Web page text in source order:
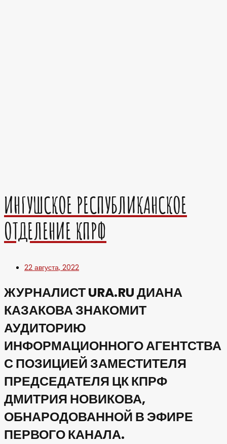
ИНГУШСКОЕ РЕСПУБЛИКАНСКОЕ
ОТДЕЛЕНИЕ КПРФ
22 августа, 2022
ЖУРНАЛИСТ URA.RU ДИАНА
КАЗАКОВА ЗНАКОМИТ
АУДИТОРИЮ
ИНФОРМАЦИОННОГО АГЕНТСТВА
С ПОЗИЦИЕЙ ЗАМЕСТИТЕЛЯ
ПРЕДСЕДАТЕЛЯ ЦК КПРФ
ДМИТРИЯ НОВИКОВА,
ОБНАРОДОВАННОЙ В ЭФИРЕ
ПЕРВОГО КАНАЛА.